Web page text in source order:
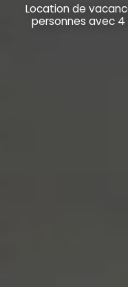
Location de
personnes avec